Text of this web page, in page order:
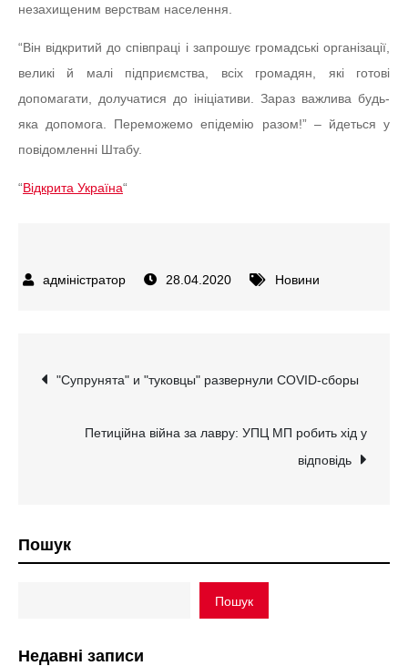
незахищеним верствам населення.
“Він відкритий до співпраці і запрошує громадські організації,
великі й малі підприємства, всіх громадян, які готові
допомагати, долучатися до ініціативи. Зараз важлива будь-
яка допомога. Переможемо епідемію разом!” – йдеться у
повідомленні Штабу.
“Відкрита Україна“
28.04.2020 Новини
Навігація
записів
"Супрунята" и "туковцы" развернули COVID-сборы
Петиційна війна за лавру: УПЦ МП робить хід у
відповідь
Пошук
Пошук
Недавні записи